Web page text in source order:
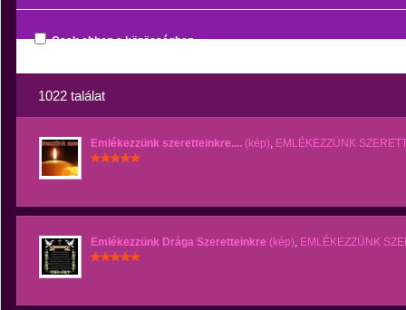
Csak ebben a közösségben
1022 találat
Emlékezzünk szeretteinkre.... (kép), EMLÉKEZZÜNK
Emlékezzünk Drága Szeretteinkre (kép), EMLÉKEZZÜNK